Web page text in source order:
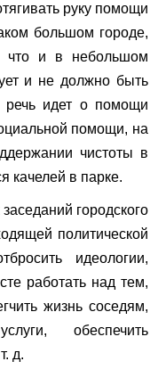
руку помощи
большом городе,
что и в небольшом
и не должно быть
речь идет о помощи
помощи, на
чистоты в
качелей в парке.
городского
политической
идеологии,
работать над тем,
жизнь соседям,
обеспечить
д.